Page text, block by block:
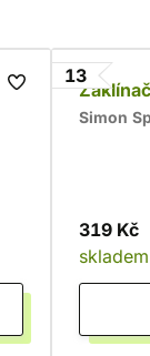
13
Simon
319 Kč
skladem